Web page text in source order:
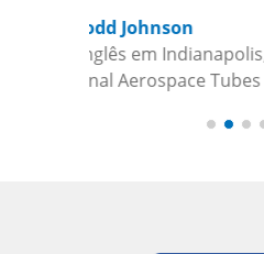
Juliana
Curso de Sueco